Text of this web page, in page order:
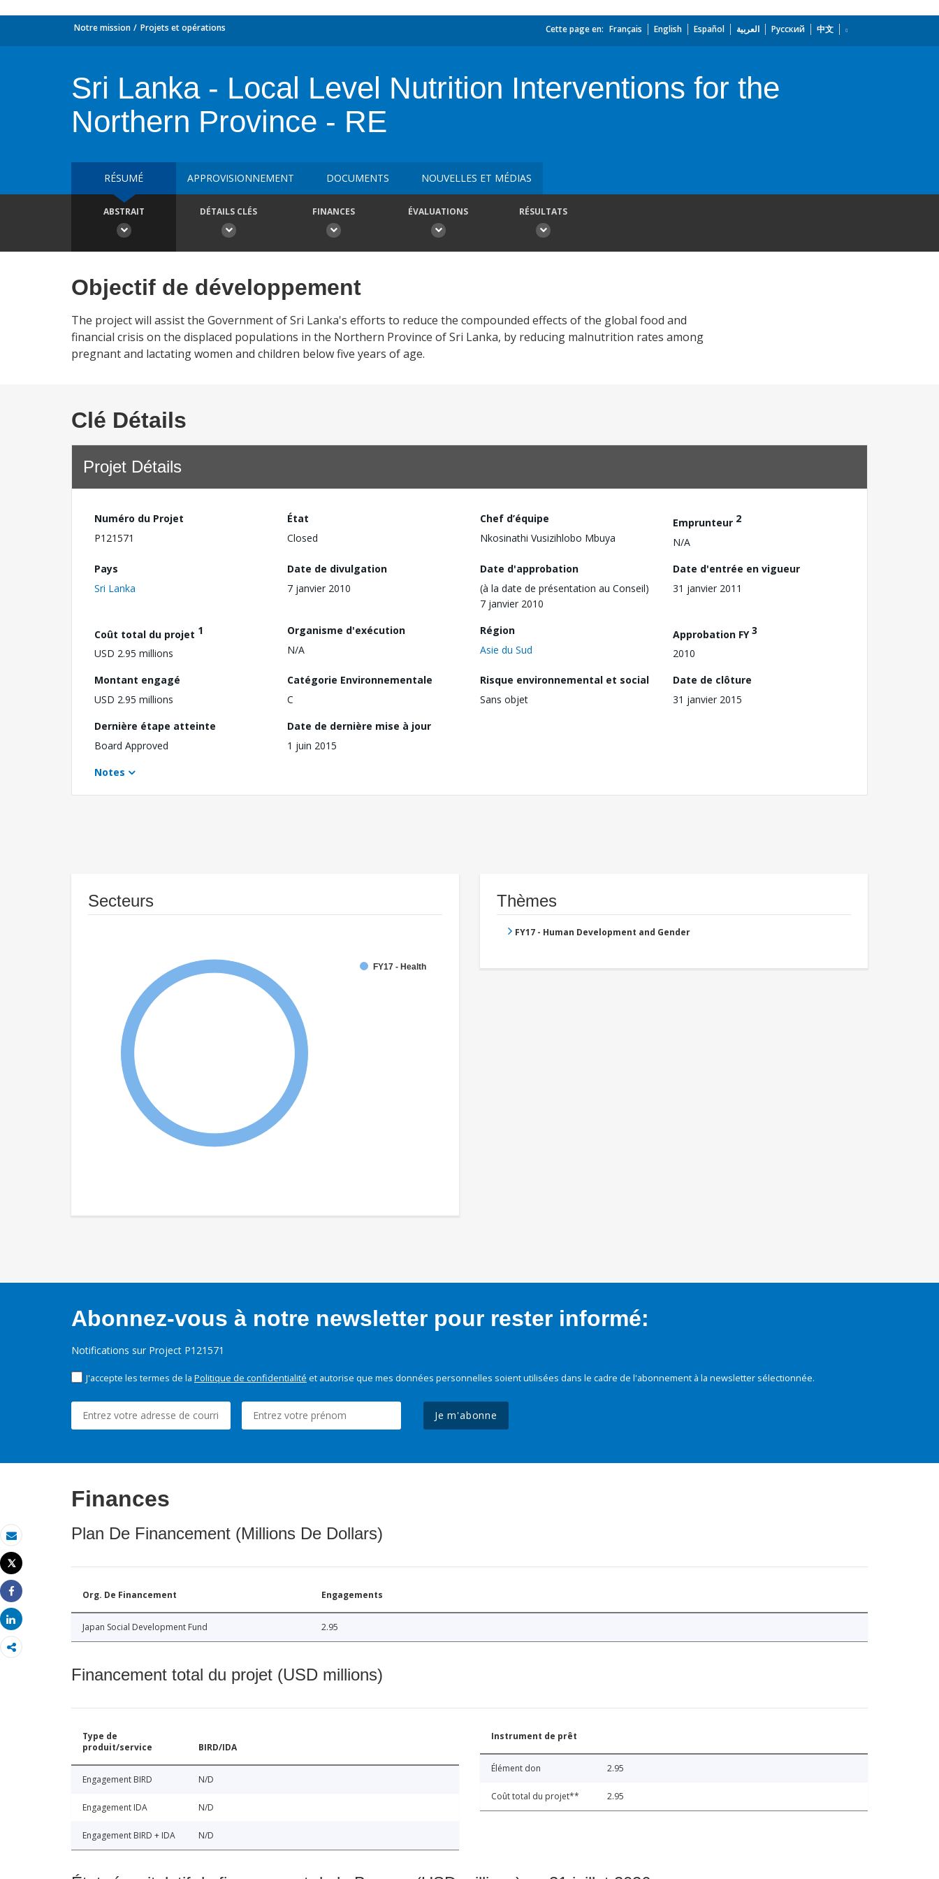
Email
Imprimer
Tweet
Share
Share
Notre mission Projets et opérations Cette page en: Français English Español العربية Русский 中文
Sri Lanka - Local Level Nutrition Interventions for the
Northern Province - RE
RÉSUMÉ APPROVISIONNEMENT DOCUMENTS NOUVELLES ET MÉDIAS
ABSTRAIT DÉTAILS CLÉS FINANCES ÉVALUATIONS RÉSULTATS
Objectif de développement
The project will assist the Government of Sri Lanka's efforts to reduce the compounded effects of the global food and
financial crisis on the displaced populations in the Northern Province of Sri Lanka, by reducing malnutrition rates among
pregnant and lactating women and children below five years of age.
Clé Détails
Projet Détails
Numéro du Projet
P121571
État
Closed
Chef d’équipe
Nkosinathi Vusizihlobo Mbuya
Emprunteur 2
N/A
Pays
Sri Lanka
Date de divulgation
7 janvier 2010
Date d'approbation
(à la date de présentation au Conseil)
7 janvier 2010
Date d'entrée en vigueur
31 janvier 2011
Coût total du projet 1
USD 2.95 millions
Organisme d'exécution
N/A
Région
Asie du Sud
Approbation FY3
2010
Montant engagé
USD 2.95 millions
Catégorie Environnementale
C
Risque environnemental et social
Sans objet
Date de clôture
31 janvier 2015
Dernière étape atteinte
Board Approved
Date de dernière mise à jour
1 juin 2015
Notes
Secteurs
FY17 - Health
Thèmes
FY17 - Human Development and Gender
Abonnez-vous à notre newsletter pour rester informé:
Notifications sur Project P121571
J'accepte les termes de la Politique de confidentialité et autorise que mes données personnelles soient utilisées dans le cadre de l'abonnement à la newsletter sélectionnée.
Je m'abonne
Finances
Plan De Financement (Millions De Dollars)
Org. De Financement Engagements
Japan Social Development Fund 2.95
Financement total du projet (USD millions)
Type de
produit/service
BIRD/IDA
Engagement BIRD N/D
Engagement IDA N/D
Engagement BIRD + IDA N/D
Instrument de prêt
Élément don 2.95
Coût total du projet** 2.95